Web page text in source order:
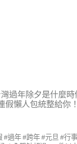
灣過年除夕是什麼
假懶人包統整給你
#過年 #跨年 #元旦 #行